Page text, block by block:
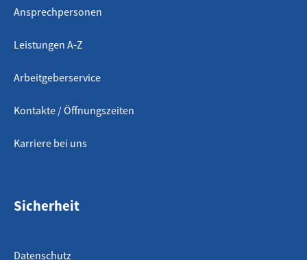
Ansprechpersonen
Leistungen A-Z
Arbeitgeberservice
Kontakte / Öffnungszeiten
Karriere bei uns
Sicherheit
Datenschutz